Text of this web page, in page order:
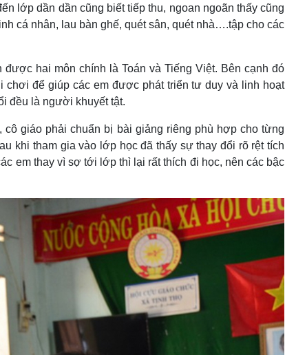
lớp dần dần cũng biết tiếp thu, ngoan ngoãn thấy cũng
cá nhân, lau bàn ghế, quét sân, quét nhà….tập cho các
hai môn chính là Toán và Tiếng Việt. Bên cạnh đó
chơi để giúp các em được phát triển tư duy và linh hoạt
đều là người khuyết tật.
giáo phải chuẩn bị bài giảng riêng phù hợp cho từng
khi tham gia vào lớp học đã thấy sự thay đổi rõ rệt tích
em thay vì sợ tới lớp thì lại rất thích đi học, nên các bậc